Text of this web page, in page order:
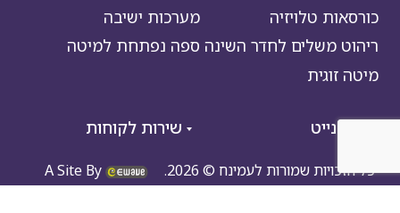
כורסאות טלויזיה
מערכות ישיבה
ריהוט משלים לחדר השינה ספה נפתחת למיטה
מיטה זוגית
כל הזכויות שמורות לעמינח © 2026. A Site By